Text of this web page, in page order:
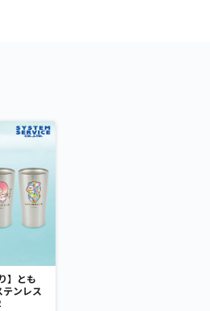
】とも
ンレス